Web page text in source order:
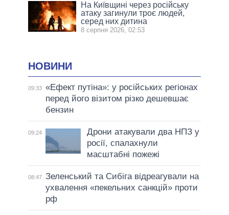
На Київщині через російську
атаку загинули троє людей,
серед них дитина
8 серпня 2026, 02:53
НОВИНИ
09:33 «Ефект путіна»: у російських регіонах
перед його візитом різко дешевшає
бензин
09:24
Дрони атакували два НПЗ у
росії, спалахнули
масштабні пожежі
08:47 Зеленський та Сибіга відреагували на
ухвалення «пекельних санкцій» проти
рф